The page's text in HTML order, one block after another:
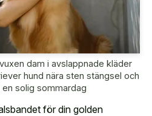
dam i avslappnade kläder
hund nära sten stängsel och
solig sommardag
för din golden